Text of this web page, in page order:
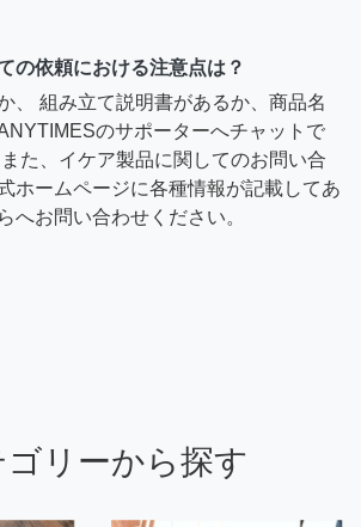
の依頼における注意点は？
、 組み立て説明書があるか、商品名
のサポーターへチャットで
た、イケア製品に関してのお問い合
ホームページに各種情報が記載してあ
へお問い合わせください。
ゴリーから探す